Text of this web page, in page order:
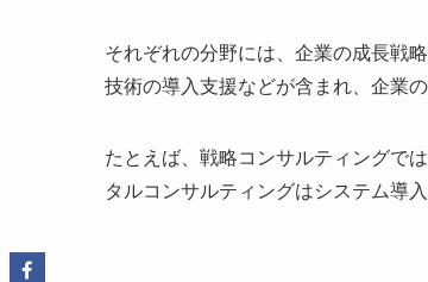
それぞれの分野には、企業の成長戦
技術の導入支援などが含まれ、企業
たとえば、戦略コンサルティングで
タルコンサルティングはシステム導